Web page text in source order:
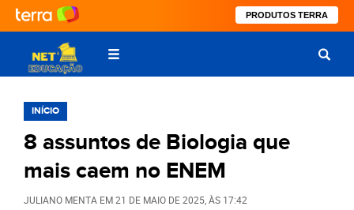
PRODUTOS TERRA
INÍCIO
8 assuntos de Biologia que
mais caem no ENEM
JULIANO MENTA EM21 DE MAIO DE 2025 , ÀS 17:42